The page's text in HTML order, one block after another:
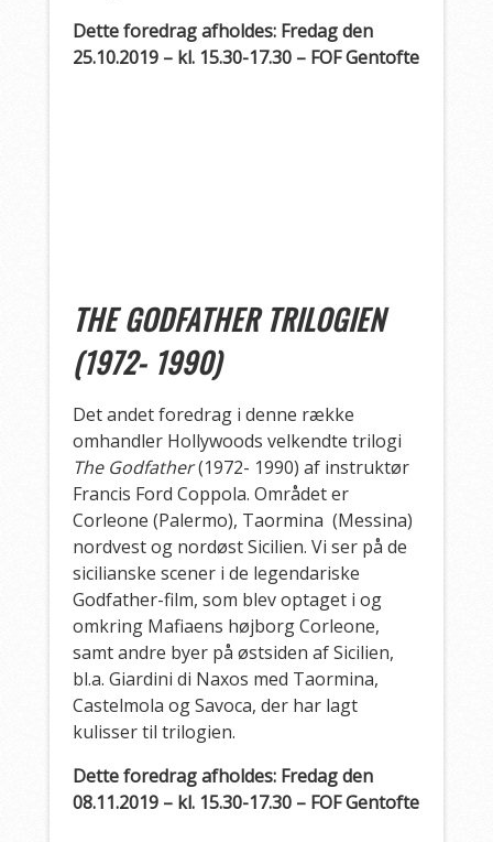
Dette foredrag afholdes: Fredag den
25.10.2019 – kl. 15.30-17.30 – FOF Gentofte
THE GODFATHER TRILOGIEN
(1972- 1990)
Det andet foredrag i denne række
omhandler Hollywoods velkendte trilogi
The Godfather(1972- 1990) af instruktør
Francis Ford Coppola. Området er
Corleone (Palermo), Taormina (Messina)
nordvest og nordøst Sicilien. Vi ser på de
sicilianske scener i de legendariske
Godfather-film, som blev optaget i og
omkring Mafiaens højborg Corleone,
samt andre byer på østsiden af Sicilien,
bl.a. Giardini di Naxos med Taormina,
Castelmola og Savoca, der har lagt
kulisser til trilogien.
Dette foredrag afholdes: Fredag den
08.11.2019 – kl. 15.30-17.30 – FOF Gentofte